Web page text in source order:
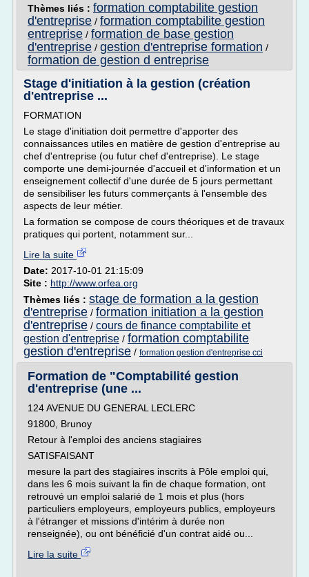
Thèmes liés : formation comptabilite gestion
d'entreprise / formation comptabilite gestion
entreprise / formation de base gestion
d'entreprise / gestion d'entreprise formation /
formation de gestion d entreprise
Stage d'initiation à la gestion (création
d'entreprise ...
FORMATION
Le stage d'initiation doit permettre d'apporter des
connaissances utiles en matière de gestion d'entreprise au
chef d'entreprise (ou futur chef d'entreprise). Le stage
comporte une demi-journée d'accueil et d'information et un
enseignement collectif d'une durée de 5 jours permettant
de sensibiliser les futurs commerçants à l'ensemble des
aspects de leur métier.
La formation se compose de cours théoriques et de travaux
pratiques qui portent, notamment sur...
Lire la suite
Date: 2017-10-01 21:15:09
Site : http://www.orfea.org
Thèmes liés : stage de formation a la gestion
d'entreprise / formation initiation a la gestion
d'entreprise / cours de finance comptabilite et
gestion d'entreprise / formation comptabilite
gestion d'entreprise / formation gestion d'entreprise cci
Formation de "Comptabilité gestion
d'entreprise (une ...
124 AVENUE DU GENERAL LECLERC
91800, Brunoy
Retour à l'emploi des anciens stagiaires
SATISFAISANT
mesure la part des stagiaires inscrits à Pôle emploi qui,
dans les 6 mois suivant la fin de chaque formation, ont
retrouvé un emploi salarié de 1 mois et plus (hors
particuliers employeurs, employeurs publics, employeurs
à l'étranger et missions d'intérim à durée non
renseignée), ou ont bénéficié d'un contrat aidé ou...
Lire la suite